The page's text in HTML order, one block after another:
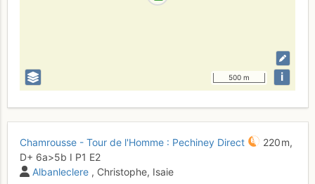
500 m i
Chamrousse - Tour de l'Homme : Pechiney Direct
220 m,
D+ 6a>5b I P1 E2
Albanleclere , Christophe, Isaie